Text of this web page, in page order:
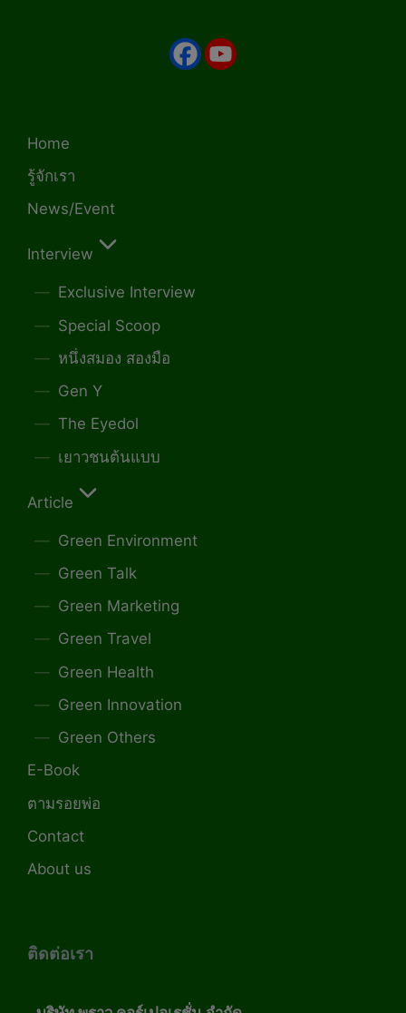
Home
รู้จักเรา
News/Event
Interview
Exclusive Interview
Special Scoop
หนึ่งสมอง สองมือ
Gen Y
The Eyedol
เยาวชนต้นแบบ
Article
Green Environment
Green Talk
Green Marketing
Green Travel
Green Health
Green Innovation
Green Others
E-Book
ตามรอยพ่อ
Contact
About us
ติดต่อเรา